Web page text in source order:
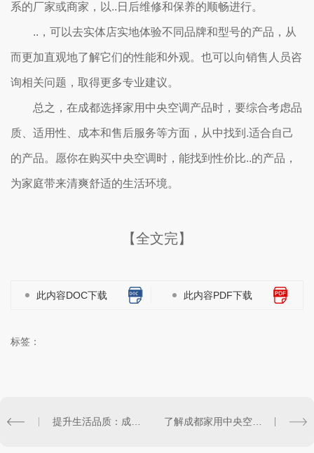
系的厂家或商家，以..日后维修和保养的顺畅进行。
..，可以去实体店实地体验不同品牌和型号的产品，从
而更加直观地了解它们的性能和外观。也可以向销售人员咨
询相关问题，取得更多专业建议。
总之，在成都选择家用中央空调产品时，要综合考虑品
质、适用性、成本和售后服务等方面，从中找到.适合自己
的产品。愿你在购买中央空调时，能找到性价比..的产品，
为家庭带来清爽舒适的生活环境。
【全文完】
此内容DOC下载 此内容PDF下载
标签：